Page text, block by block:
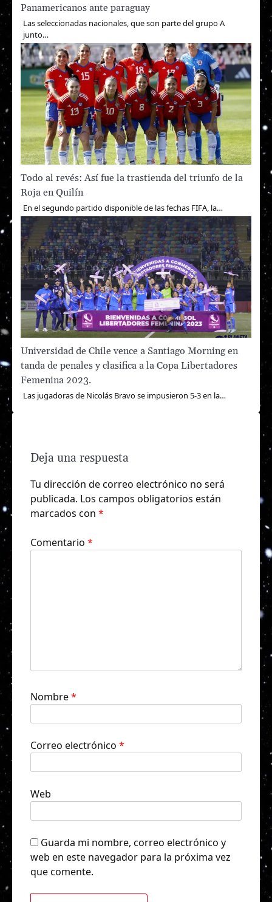
Panamericanos ante paraguay
Las seleccionadas nacionales, que son parte del grupo A
junto…
Todo al revés: Así fue la trastienda del triunfo de la
Roja en Quilín
En el segundo partido disponible de las fechas FIFA, la…
Universidad de Chile vence a Santiago Morning en
tanda de penales y clasifica a la Copa Libertadores
Femenina 2023.
Las jugadoras de Nicolás Bravo se impusieron 5-3 en la…
Deja una respuesta
Tu dirección de correo electrónico no será
publicada. Los campos obligatorios están
marcados con *
Comentario *
Nombre*
Correo electrónico *
Web
Guarda mi nombre, correo electrónico y
web en este navegador para la próxima vez
que comente.